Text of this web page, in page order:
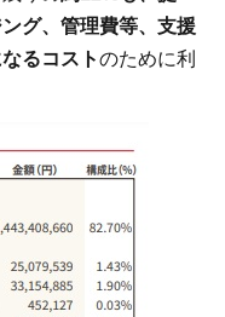
グ、管理費等、​​支援
るコストのために利